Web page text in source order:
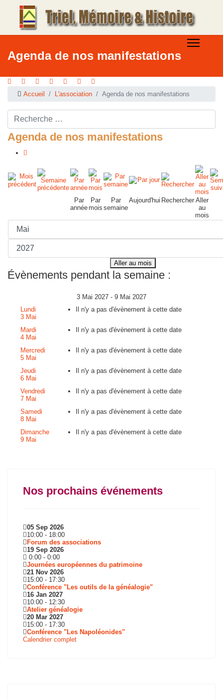
Agenda de nos manifestations
Accueil L'association Agenda de nos manifestations
Rechercher ...
Agenda de nos manifestations
Par
année
Par
mois
Par
semaine
Aujourd'hui Rechercher Aller
au
mois
Aller au mois
Évènements pendant la semaine :
3 Mai 2027 - 9 Mai 2027
Lundi
3 Mai
Il n'y a pas d'évènement à cette date
Mardi
4 Mai
Il n'y a pas d'évènement à cette date
Mercredi
5 Mai
Il n'y a pas d'évènement à cette date
Jeudi
6 Mai
Il n'y a pas d'évènement à cette date
Vendredi
7 Mai
Il n'y a pas d'évènement à cette date
Samedi
8 Mai
Il n'y a pas d'évènement à cette date
Dimanche
9 Mai
Il n'y a pas d'évènement à cette date
Nos prochains événements
05 Sep 2026
10:00 - 18:00
Forum des associations
19 Sep 2026
0:00 - 0:00
Journées européennes du patrimoine
21 Nov 2026
15:00 - 17:30
Conférence "Les outils de la généalogie"
16 Jan 2027
10:00 - 12:30
Atelier généalogie
20 Mar 2027
15:00 - 17:30
Conférence "Les Napoléonides"
Calendrier complet